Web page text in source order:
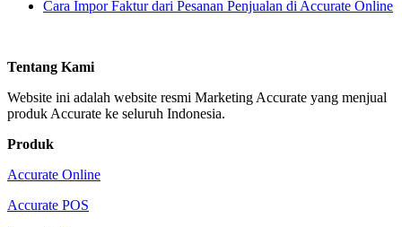
Cara Impor Faktur dari Pesanan Penjualan di Accurate Online
Tentang Kami
Website ini adalah website resmi Marketing Accurate yang menjual
produk Accurate ke seluruh Indonesia.
Produk
Accurate Online
Accurate POS